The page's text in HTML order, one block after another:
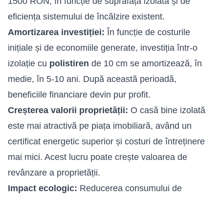
eficiența sistemului de încălzire existent.
Amortizarea investiției: În funcție de costurile
inițiale și de economiile generate, investiția într-o
izolație cu polistiren de 10 cm se amortizează, în
medie, în 5-10 ani. După această perioadă,
beneficiile financiare devin pur profit.
Creșterea valorii proprietății: O casă bine izolată
este mai atractivă pe piața imobiliară, având un
certificat energetic superior și costuri de întreținere
mai mici. Acest lucru poate crește valoarea de
revânzare a proprietății.
Impact ecologic: Reducerea consumului de